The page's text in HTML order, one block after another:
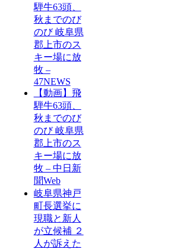
騨牛63頭、
秋までのび
のび 岐阜県
郡上市のス
キー場に放
牧 –
47NEWS
【動画】飛
騨牛63頭、
秋までのび
のび 岐阜県
郡上市のス
キー場に放
牧 – 中日新
聞Web
岐阜県神戸
町長選挙に
現職と新人
が立候補 ２
人が訴えた